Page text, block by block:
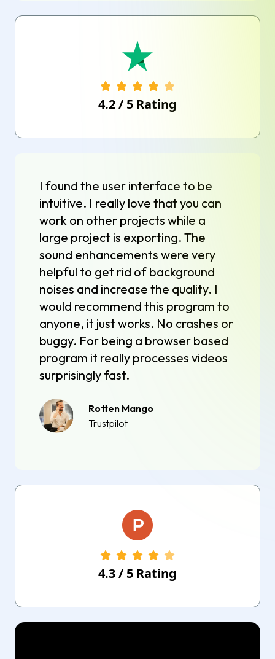
4.2/ 5 Rating
I found the user interface to be
intuitive. I really love that you can
work on other projects while a
large project is exporting. The
sound enhancements were very
helpful to get rid of background
noises and increase the quality. I
would recommend this program to
anyone, it just works. No crashes or
buggy. For being a browser based
program it really processes videos
surprisingly fast.
Rotten Mango
Trustpilot
4.3/ 5 Rating